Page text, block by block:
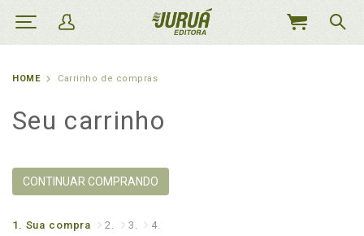
MEU
HOME Carrinho de compras
Seu carrinho
CONTINUAR COMPRANDO
1. Sua compra 2. 3. 4.